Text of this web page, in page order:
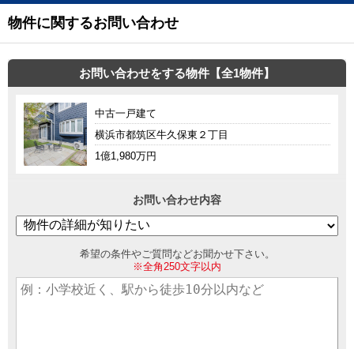
物件に関するお問い合わせ
お問い合わせをする物件【全1物件】
中古一戸建て
横浜市都筑区牛久保東２丁目
1億1,980万円
お問い合わせ内容
希望の条件やご質問などお聞かせ下さい。
※全角250文字以内